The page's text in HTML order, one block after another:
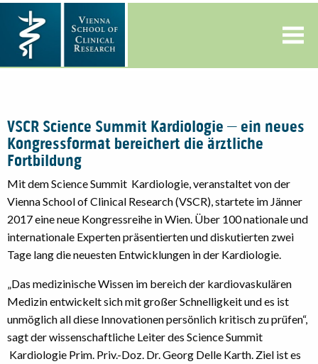
VSCR Science Summit Kardiologie – ein neues
Kongressformat bereichert die ärztliche
Fortbildung
Mit dem Science Summit Kardiologie, veranstaltet von der
Vienna School of Clinical Research (VSCR), startete im Jänner
2017 eine neue Kongressreihe in Wien. Über 100 nationale und
internationale Experten präsentierten und diskutierten zwei
Tage lang die neuesten Entwicklungen in der Kardiologie.
„Das medizinische Wissen im bereich der kardiovaskulären
Medizin entwickelt sich mit großer Schnelligkeit und es ist
unmöglich all diese Innovationen persönlich kritisch zu prüfen“,
sagt der wissenschaftliche Leiter des Science Summit
Kardiologie Prim. Priv.-Doz. Dr. Georg Delle Karth. Ziel ist es